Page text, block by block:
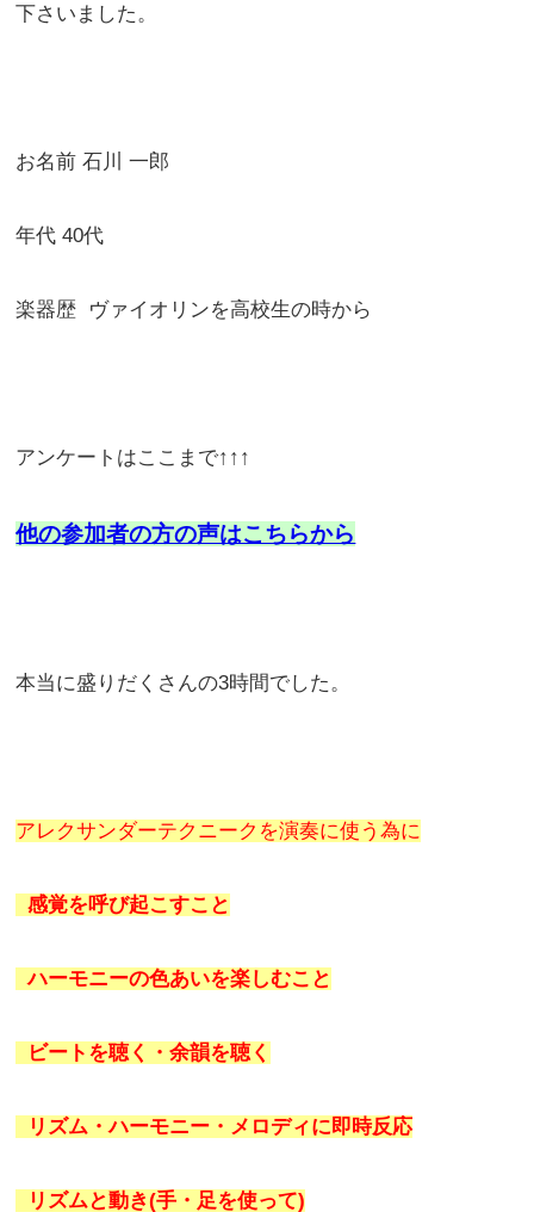
下さいました。
お名前 石川 一郎
年代 40代
楽器歴 ヴァイオリンを高校生の時から
アンケートはここまで↑↑↑
他の参加者の方の声はこちらから
本当に盛りだくさんの3時間でした。
アレクサンダーテクニークを演奏に使う為に
感覚を呼び起こすこと
ハーモニーの色あいを楽しむこと
ビートを聴く・余韻を聴く
リズム・ハーモニー・メロディに即時反応
リズムと動き(手・足を使って)